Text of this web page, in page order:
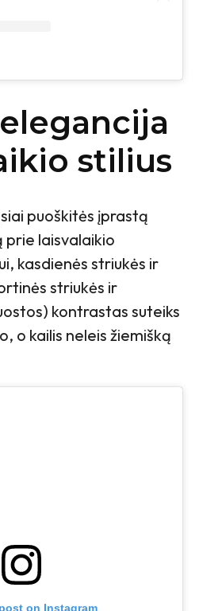
stilius
puoškitės įprastą
laisvalaikio
kasdienės striukės ir
striukės ir
kontrastas suteiks
o kailis neleis žiemišką
on Instagram